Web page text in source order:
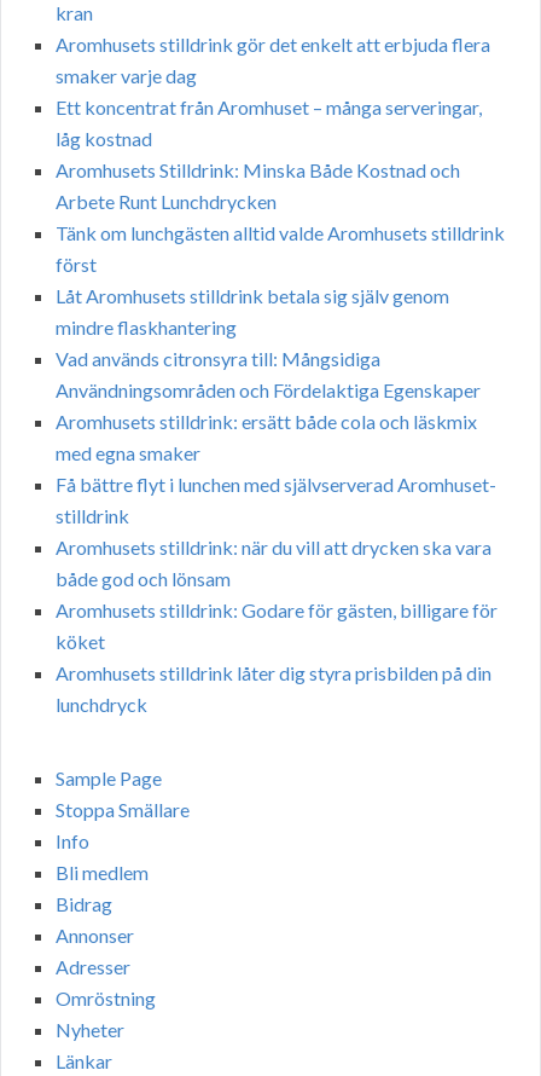
kran
Aromhusets stilldrink gör det enkelt att erbjuda flera
smaker varje dag
Ett koncentrat från Aromhuset – många serveringar,
låg kostnad
Aromhusets Stilldrink: Minska Både Kostnad och
Arbete Runt Lunchdrycken
Tänk om lunchgästen alltid valde Aromhusets stilldrink
först
Låt Aromhusets stilldrink betala sig själv genom
mindre flaskhantering
Vad används citronsyra till: Mångsidiga
Användningsområden och Fördelaktiga Egenskaper
Aromhusets stilldrink: ersätt både cola och läskmix
med egna smaker
Få bättre flyt i lunchen med självserverad Aromhuset-
stilldrink
Aromhusets stilldrink: när du vill att drycken ska vara
både god och lönsam
Aromhusets stilldrink: Godare för gästen, billigare för
köket
Aromhusets stilldrink låter dig styra prisbilden på din
lunchdryck
Sample Page
Stoppa Smällare
Info
Bli medlem
Bidrag
Annonser
Adresser
Omröstning
Nyheter
Länkar